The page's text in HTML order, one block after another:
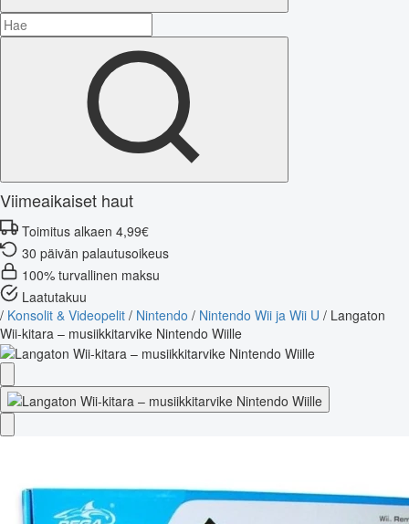
Viimeaikaiset haut
Toimitus alkaen 4,99€
30 päivän palautusoikeus
100% turvallinen maksu
Laatutakuu
/ Konsolit & Videopelit / Nintendo / Nintendo Wii ja Wii U / Langaton
Wii-kitara – musiikkitarvike Nintendo Wiille